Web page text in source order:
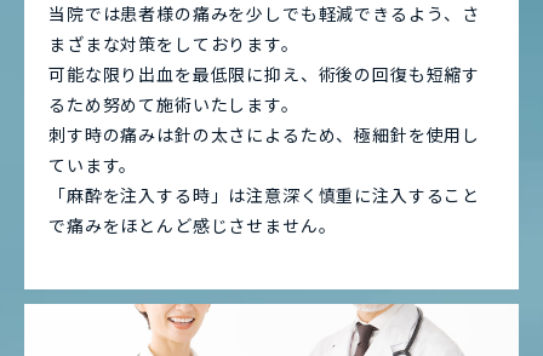
当院では患者様の痛みを少しでも軽減できるよう、さ
まざまな対策をしております。
可能な限り出血を最低限に抑え、術後の回復も短縮す
るため努めて施術いたします。
刺す時の痛みは針の太さによるため、極細針を使用し
ています。
「麻酔を注入する時」は注意深く慎重に注入すること
で痛みをほとんど感じさせません。